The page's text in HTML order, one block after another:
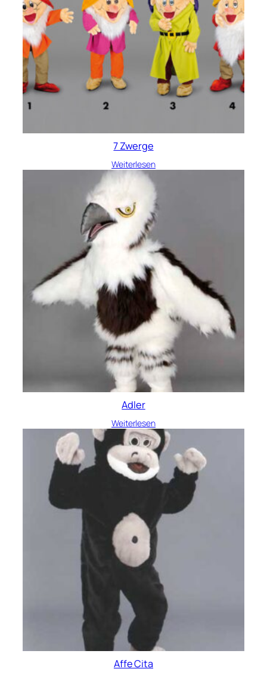
7 Zwerge
Weiterlesen
Adler
Weiterlesen
Affe Cita